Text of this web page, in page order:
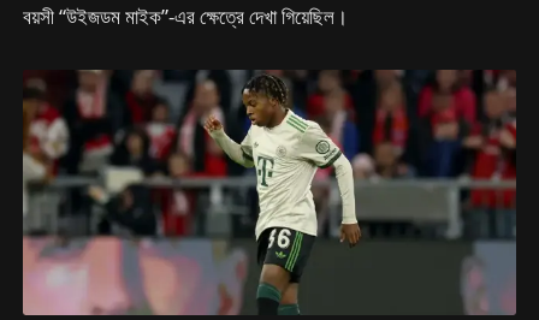
বয়সী “উইজডম মাইক”-এর ক্ষেত্রে দেখা গিয়েছিল।